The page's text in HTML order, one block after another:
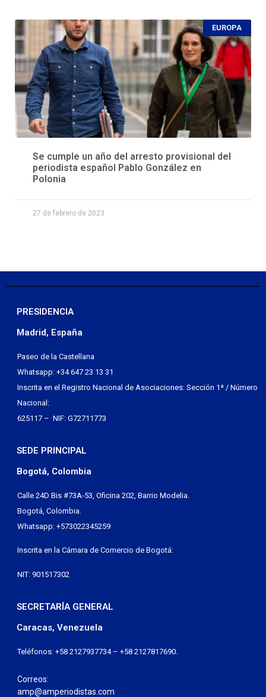
EUROPA
Se cumple un año del arresto provisional del
periodista español Pablo González en
Polonia
27 de febrero de 2023
PRESIDENCIA
Madrid, España
Paseo de la Castellana
Whatsapp: +34 647 23 13 31
Inscrita en el Registro Nacional de Asociaciones: Sección 1ª / Número
Nacional:
625117 – NIF: G72711773
SEDE PRINCIPAL
Bogotá, Colombia
Calle 24D Bis #73A-53, Oficina 202, Barrio Modelia.
Bogotá, Colombia.
Whatsapp: +573022345259
Inscrita en la Cámara de Comercio de Bogotá:
NIT: 901517302
SECRETARÍA GENERAL
Caracas, Venezuela
Teléfonos: +58 2127937734 – +58 2127817690.
Correos:
amp@amperiodistas.com